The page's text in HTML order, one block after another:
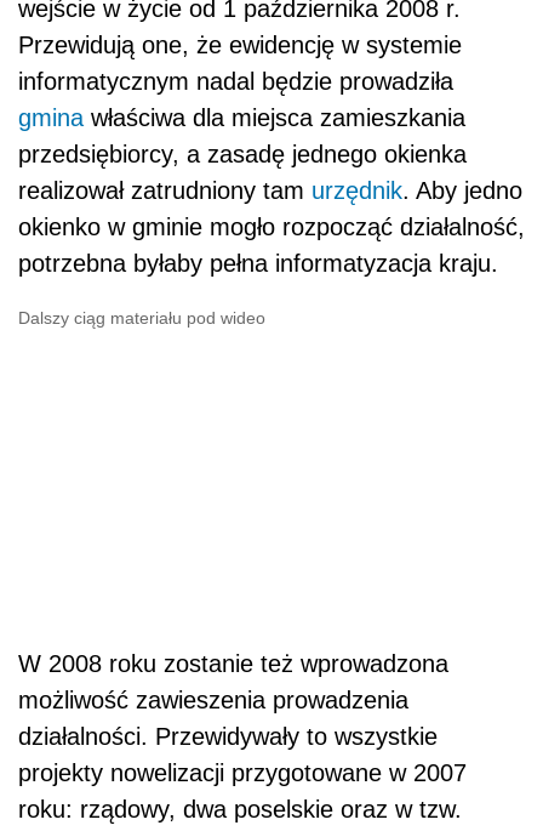
wejście w życie od 1 października 2008 r.
Przewidują one, że ewidencję w systemie
informatycznym nadal będzie prowadziła
gmina właściwa dla miejsca zamieszkania
przedsiębiorcy, a zasadę jednego okienka
realizował zatrudniony tam urzędnik. Aby jedno
okienko w gminie mogło rozpocząć działalność,
potrzebna byłaby pełna informatyzacja kraju.
Dalszy ciąg materiału pod wideo
W 2008 roku zostanie też wprowadzona
możliwość zawieszenia prowadzenia
działalności. Przewidywały to wszystkie
projekty nowelizacji przygotowane w 2007
roku: rządowy, dwa poselskie oraz w tzw.